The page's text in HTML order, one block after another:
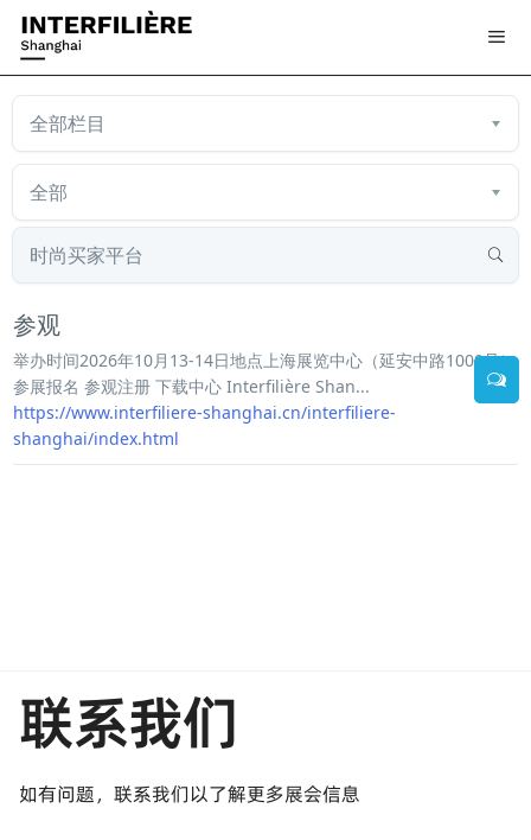
参观
举办时间2026年10月13-14日地点上海展览中心（延安中路1000号）
参展报名 参观注册 下载中心 Interfilière Shan...
https://www.interfiliere-shanghai.cn/interfiliere-
shanghai/index.html
联系我们
如有问题，联系我们以了解更多展会信息